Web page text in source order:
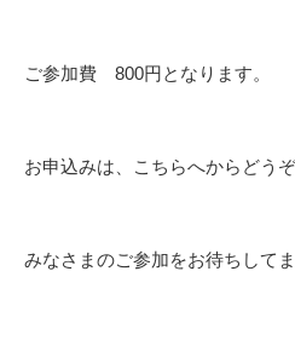
ご参加費 800円となります。
お申込みは、こちらへからどう
みなさまのご参加をお待ちしてま